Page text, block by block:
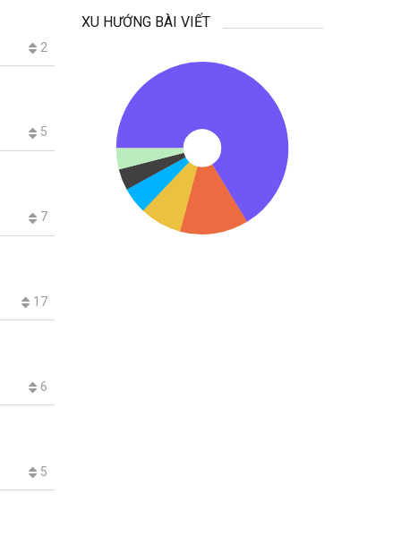
2
5
7
17
6
5
XU HƯỚNG BÀI VIẾT